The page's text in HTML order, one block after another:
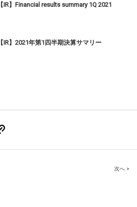
【IR】Financial results summary 1Q 2021
【IR】2021年第1四半期決算サマリー
次へ >